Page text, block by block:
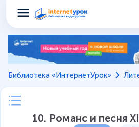
Библиотека «ИнтернетУрок»
10. Романс и песня